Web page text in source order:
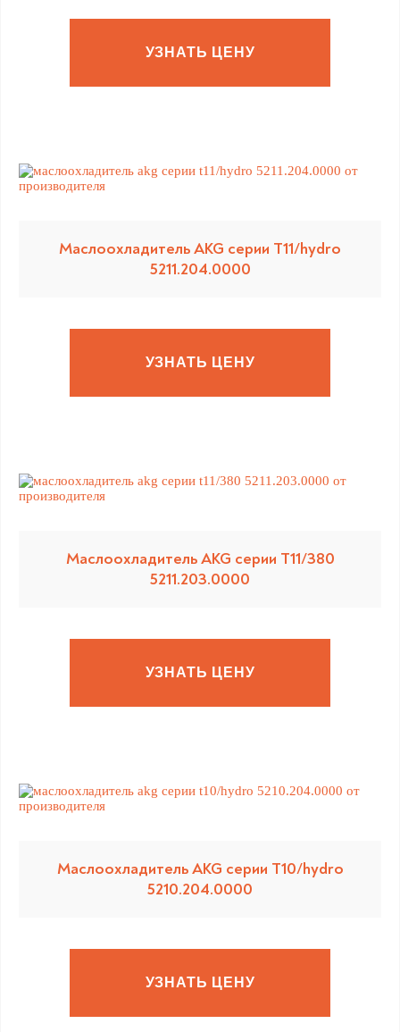
УЗНАТЬ ЦЕНУ
Маслоохладитель AKG серии T11/hydro
5211.204.0000
УЗНАТЬ ЦЕНУ
Маслоохладитель AKG серии T11/380
5211.203.0000
УЗНАТЬ ЦЕНУ
Маслоохладитель AKG серии T10/hydro
5210.204.0000
УЗНАТЬ ЦЕНУ